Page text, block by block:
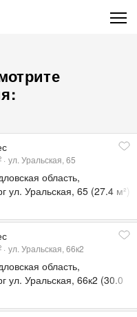
ул. Уральская, 65
область,
ул. Уральская, 65 (27.4 м²)
ул. Уральская, 66к2
область,
ул. Уральская, 66к2 (30.0